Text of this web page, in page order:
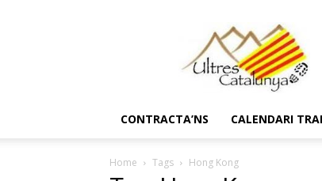
CONTRACTA’NS CALENDARI
Home Tags Hong Kong